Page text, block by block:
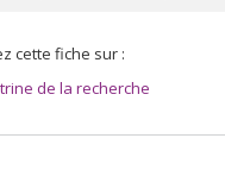
cette fiche sur :
de la recherche